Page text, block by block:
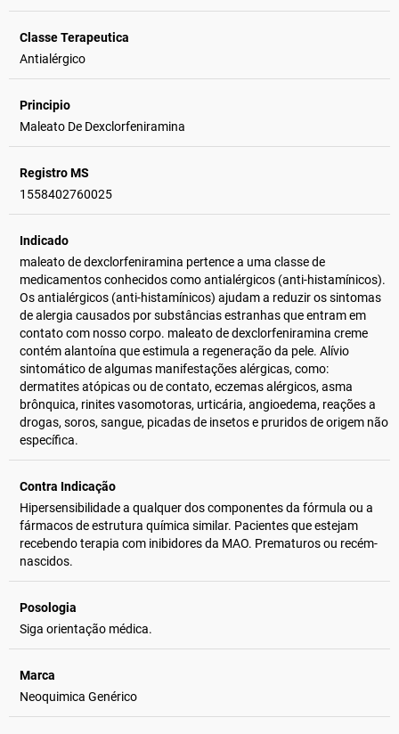
Classe Terapeutica
Antialérgico
Principio
Maleato De Dexclorfeniramina
Registro MS
1558402760025
Indicado
maleato de dexclorfeniramina pertence a uma classe de
medicamentos conhecidos como antialérgicos (anti-histamínicos).
Os antialérgicos (anti-histamínicos) ajudam a reduzir os sintomas
de alergia causados por substâncias estranhas que entram em
contato com nosso corpo. maleato de dexclorfeniramina creme
contém alantoína que estimula a regeneração da pele. Alívio
sintomático de algumas manifestações alérgicas, como:
dermatites atópicas ou de contato, eczemas alérgicos, asma
brônquica, rinites vasomotoras, urticária, angioedema, reações a
drogas, soros, sangue, picadas de insetos e pruridos de origem não
específica.
Contra Indicação
Hipersensibilidade a qualquer dos componentes da fórmula ou a
fármacos de estrutura química similar. Pacientes que estejam
recebendo terapia com inibidores da MAO. Prematuros ou recém-
nascidos.
Posologia
Siga orientação médica.
Marca
Neoquimica Genérico